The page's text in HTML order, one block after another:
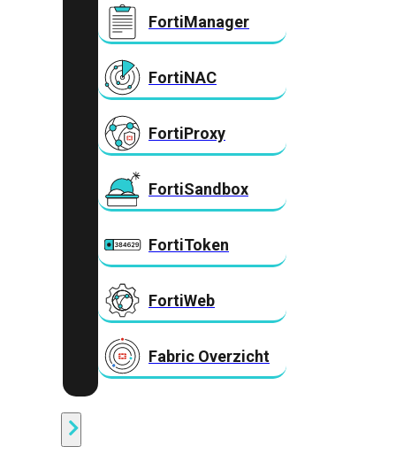
FortiManager
FortiNAC
FortiProxy
FortiSandbox
FortiToken
FortiWeb
Fabric Overzicht